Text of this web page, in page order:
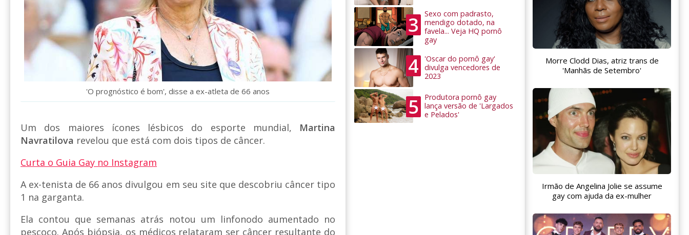
'O prognóstico é bom', disse a ex-atleta de 66 anos
Um dos maiores ícones lésbicos do esporte mundial, Martina
Navratilova revelou que está com dois tipos de câncer.
Curta o Guia Gay no Instagram
A ex-tenista de 66 anos divulgou em seu site que descobriu câncer tipo
1 na garganta.
Ela contou que semanas atrás notou um linfonodo aumentado no
pescoço. Após biópsia, os médicos relataram ser câncer resultante do
3
Sexo com padrasto,
mendigo dotado, na
favela... Veja HQ pornô
gay
4
'Oscar do pornô gay'
divulga vencedores de
2023
5
Produtora pornô gay
lança versão de 'Largados
e Pelados'
Morre Clodd Dias, atriz trans de
'Manhãs de Setembro'
Irmão de Angelina Jolie se assume
gay com ajuda da ex-mulher